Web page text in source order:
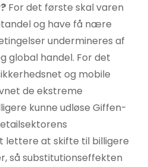
For det første skal varen
og have få nære
undermineres af
global handel. For det
og mobile
de ekstreme
kunne udløse Giffen-
lettere at skifte til billigere
så substitutionseffekten